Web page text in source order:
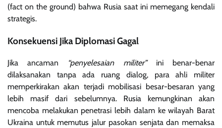
(fact on the ground) bahwa Rusia saat ini memegang kendali
strategis.
Konsekuensi Jika Diplomasi Gagal
Jika ancaman “penyelesaian militer”ini benar-benar
dilaksanakan tanpa ada ruang dialog, para ahli militer
memperkirakan akan terjadi mobilisasi besar-besaran yang
lebih masif dari sebelumnya. Rusia kemungkinan akan
mencoba melakukan penetrasi lebih dalam ke wilayah Barat
Ukraina untuk memutus jalur pasokan senjata dan memaksa